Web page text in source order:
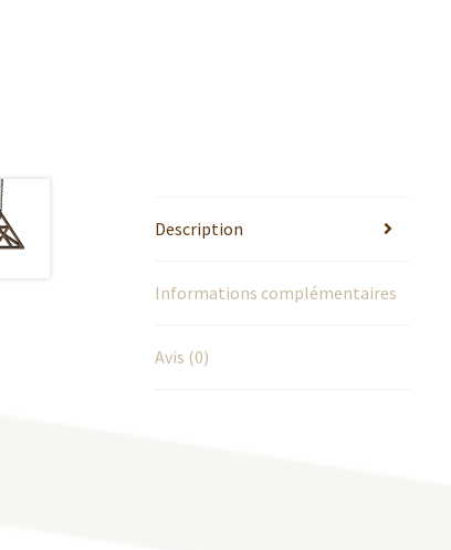
Description
Informations complémentaires
Avis (0)